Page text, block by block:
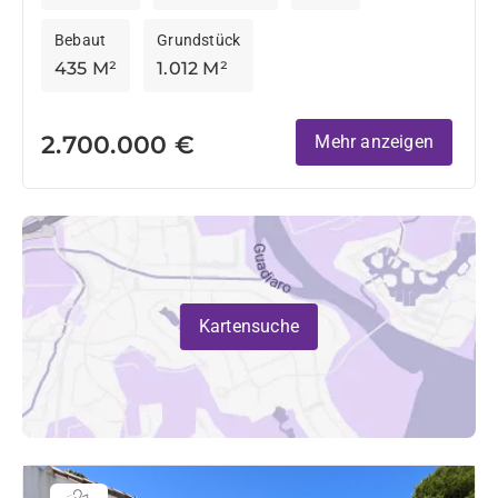
435 M²
Bebaut
1.012 M²
Grundstück
2.700.000 € Mehr anzeigen
Kartensuche